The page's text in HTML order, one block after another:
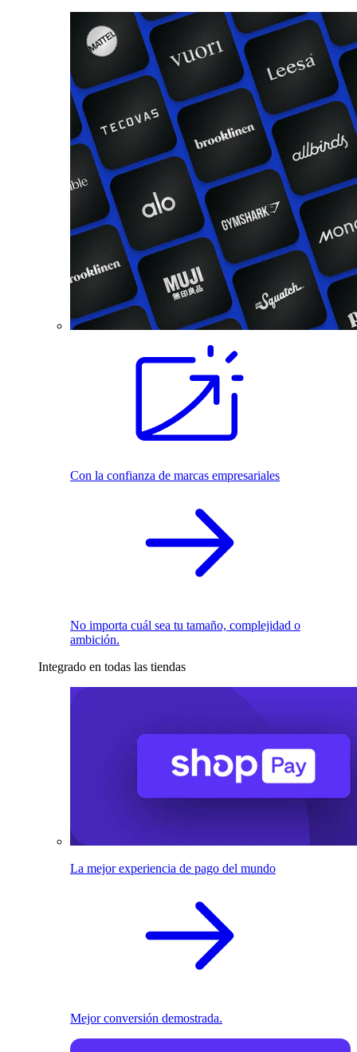
Con la confianza de marcas empresariales
No importa cuál sea tu tamaño, complejidad o
ambición.
Integrado en todas las tiendas
La mejor experiencia de pago del mundo
Mejor conversión demostrada.